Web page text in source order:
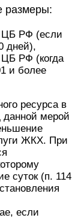
размеры:
ЦБ РФ (если
дней),
ЦБ РФ (когда
и более
ресурса в
данной мерой
ЖКХ. При
суток (п. 114
если